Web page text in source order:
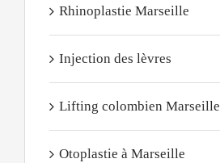
Rhinoplastie Marseille
Injection des lèvres
Lifting colombien Marseille
Otoplastie à Marseille